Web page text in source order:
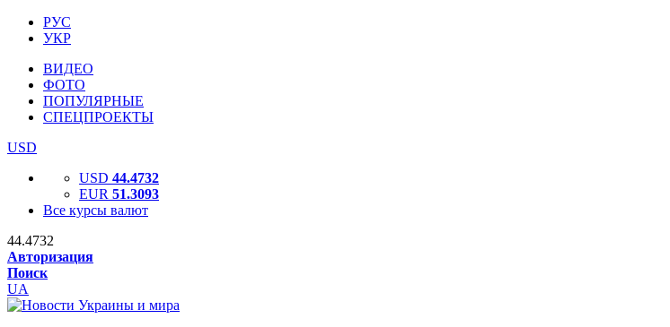
РУС
УКР
ВИДЕО
ФОТО
ПОПУЛЯРНЫЕ
СПЕЦПРОЕКТЫ
USD
USD 44.4732
EUR 51.3093
Все курсы валют
44.4732
Авторизация
Поиск
UA